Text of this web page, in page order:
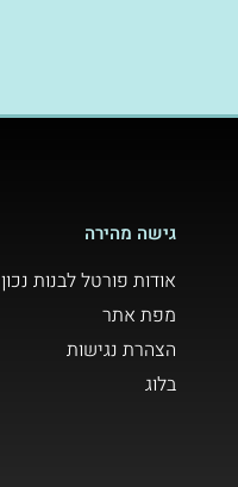
גישה מהירה
אודות פורטל לבנות נכון
מפת אתר
הצהרת נגישות
בלוג